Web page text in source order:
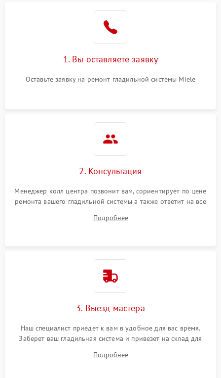
1. Вы оставляете заявку
Оставьте заявку на ремонт гладильной системы Miele
2. Консультация
Менеджер колл центра позвонит вам, сориентирует по цене
ремонта вашего гладильной системы а также ответит на все
Подробнее
3. Выезд мастера
Наш специалист приедет к вам в удобное для вас время.
Заберет ваш гладильная система и привезет на склад для
Подробнее